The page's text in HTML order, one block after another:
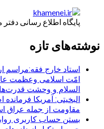
پایگاه اطلاع رسانی
نوشته‌های تازه
استاد خارج
امّت اسلامی وعظمت
السلام و وحشت
البخیتی: آمریکا
مقاومت از جمله عراق
بستن حساب کاربری